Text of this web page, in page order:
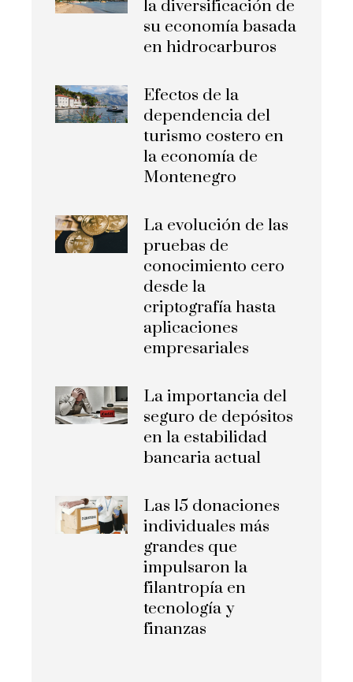
la diversificación de
su economía basada
en hidrocarburos
Efectos de la
dependencia del
turismo costero en
la economía de
Montenegro
La evolución de las
pruebas de
conocimiento cero
desde la
criptografía hasta
aplicaciones
empresariales
La importancia del
seguro de depósitos
en la estabilidad
bancaria actual
Las 15 donaciones
individuales más
grandes que
impulsaron la
filantropía en
tecnología y
finanzas